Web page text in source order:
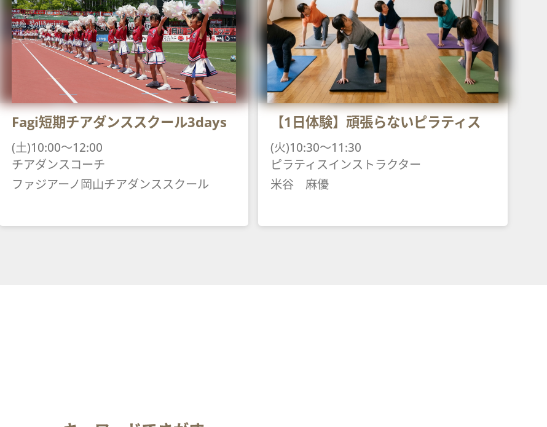
Fagi短期チアダンススクール3days
(土)10:00～12:00
チアダンスコーチ
ファジアーノ岡山チアダンススクール
【1日体験】頑張らないピラティス
(火)10:30～11:30
ピラティスインストラクター
米谷 麻優